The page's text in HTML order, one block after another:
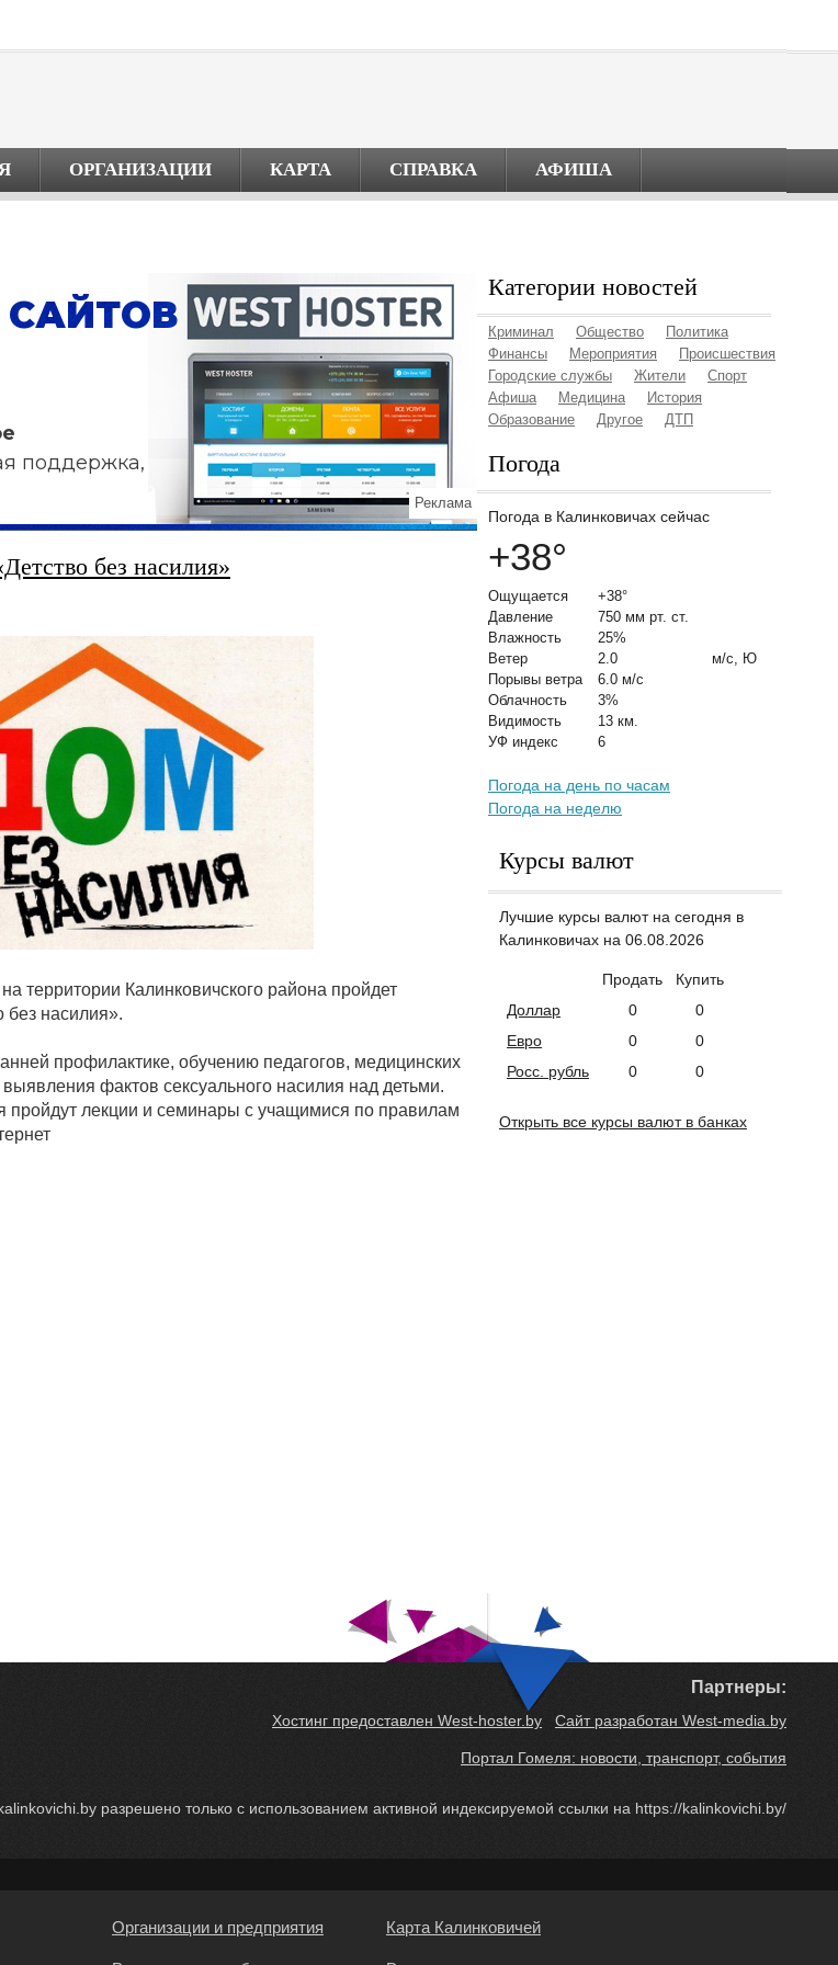
ОРГАНИЗАЦИИ КАРТА СПРАВКА АФИША
поддержка,
Реклама
без насилия»
территории Калинковичского района пройдет
без насилия».
профилактике, обучению педагогов, медицинских
фактов сексуального насилия над детьми.
пройдут лекции и семинары с учащимися по правилам
Категории новостей
Криминал Общество
Политика
Финансы
Мероприятия
Происшествия
Городские службы
Жители
Спорт
Афиша
Медицина
История
Образование
Другое ДТП
Погода
Погода в Калинковичах сейчас
+38°
Ощущается
+38°
Давление
750 мм рт. ст.
Влажность
25%
Ветер
2.0
м/с, Ю
Порывы ветра
6.0 м/с
Облачность
3%
Видимость
13 км.
УФ индекс
6
Погода на день по часам
Погода на неделю
Курсы валют
Лучшие курсы валют на сегодня в
Калинковичах на 06.08.2026
Продать
Купить
Доллар
0
0
Евро
0
0
Росс. рубль
0 0
Открыть все курсы валют в банках
Партнеры:
Хостинг предоставлен West-hoster.by Сайт разработан West-media.by
Портал Гомеля: новости, транспорт, события
разрешено только с использованием активной индексируемой ссылки на https://kalinkovichi.by/
Организации и предприятия Карта Калинковичей